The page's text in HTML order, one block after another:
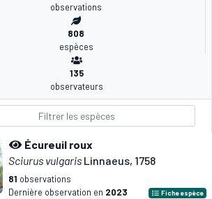
observations
808
espèces
135
observateurs
Écureuil roux
Sciurus vulgaris Linnaeus, 1758
81 observations
Dernière observation en 2023 Fiche espèce